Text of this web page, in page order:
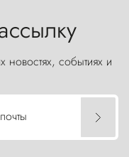
событиях и